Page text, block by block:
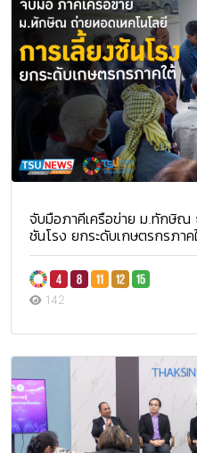
จับมือภาคีเครือข่าย ม.ทักษิณ
ชันโรง ยกระดับเกษตรกรภาค
142